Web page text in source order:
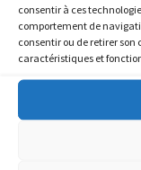
consentir à ces
comportement de
consentir ou de retirer
caractéristiques et
PRODUITS